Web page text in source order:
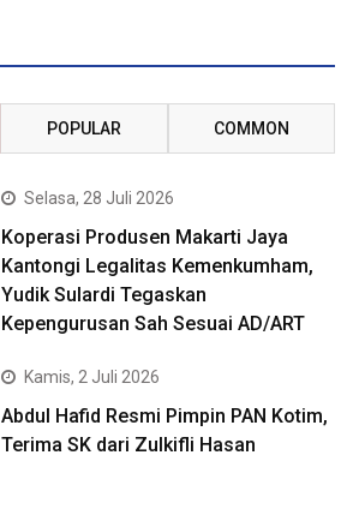
POPULAR COMMON
Selasa, 28 Juli 2026
Koperasi Produsen Makarti Jaya
Kantongi Legalitas Kemenkumham,
Yudik Sulardi Tegaskan
Kepengurusan Sah Sesuai AD/ART
Kamis, 2 Juli 2026
Abdul Hafid Resmi Pimpin PAN Kotim,
Terima SK dari Zulkifli Hasan